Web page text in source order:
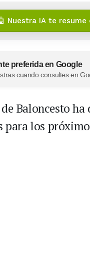
Nuestra IA te resume
preferida en Google
cuando consultes en
Baloncesto
para los